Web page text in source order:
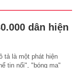
dân hiện
tả là một phát hiện
tin nổi", "bóng ma"